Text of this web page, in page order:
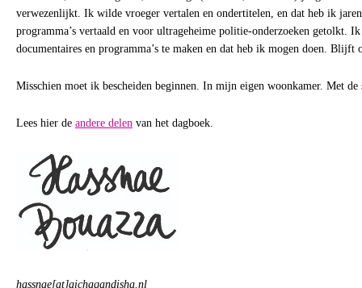
verwezenlijkt. Ik wilde vroeger vertalen en ondertitelen, en dat heb ik
programma’s vertaald en voor ultrageheime politie-onderzoeken getolkt.
documentaires en programma’s te maken en dat heb ik mogen doen. Blijft
Misschien moet ik bescheiden beginnen. In mijn eigen woonkamer. Met de
Lees hier de andere delen van het dagboek.
hassnae[at]aichaqandisha.nl